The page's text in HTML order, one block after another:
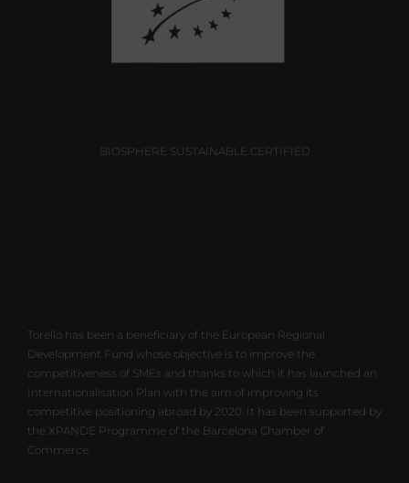
BIOSPHERE SUSTAINABLE CERTIFIED
Torelló has been a beneficiary of the European Regional
Development Fund whose objective is to improve the
competitiveness of SMEs and thanks to which it has launched an
Internationalisation Plan with the aim of improving its
competitive positioning abroad by 2020. It has been supported by
the XPANDE Programme of the Barcelona Chamber of
Commerce.